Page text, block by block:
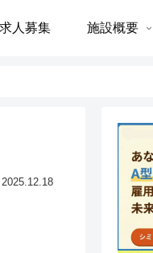
求人募集 施設概要
2025.12.18